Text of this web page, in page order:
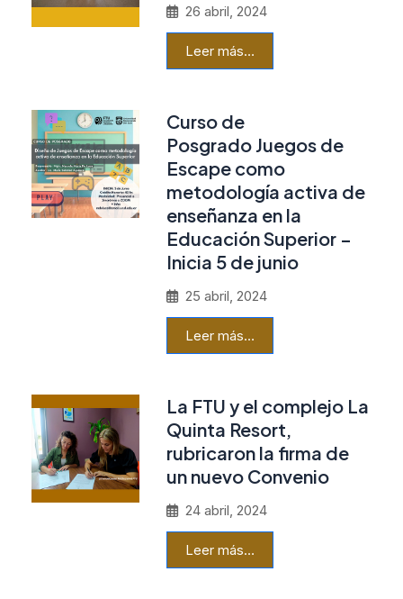
26 abril, 2024
Leer más…
Curso de
Posgrado Juegos de
Escape como
metodología activa de
enseñanza en la
Educación Superior –
Inicia 5 de junio
25 abril, 2024
Leer más…
La FTU y el complejo La
Quinta Resort,
rubricaron la firma de
un nuevo Convenio
24 abril, 2024
Leer más…